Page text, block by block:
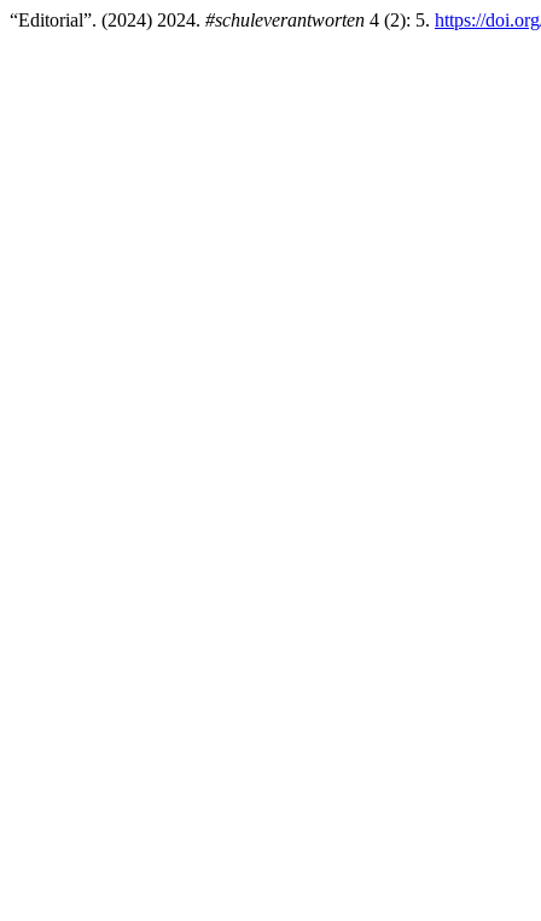
“Editorial”. (2024) 2024. #schuleverantworten 4 (2): 5. https://